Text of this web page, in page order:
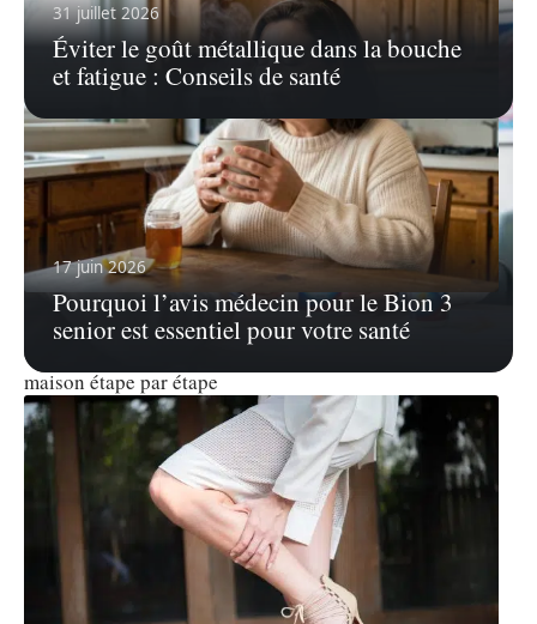
31 juillet 2026
Éviter le goût métallique dans la bouche
et fatigue : Conseils de santé
17 juin 2026
Pourquoi l’avis médecin pour le Bion 3
senior est essentiel pour votre santé
4 août 2026
Calmer une quinte de toux en hiver 2026 : protocole
maison étape par étape